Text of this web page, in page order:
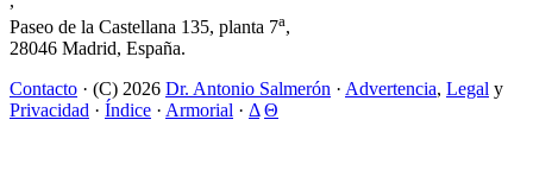
Paseo de la Castellana 135, planta 7a,
28046 Madrid, España.
Contacto · (C) 2026 Dr. Antonio Salmerón · Advertencia, Legal y
Privacidad · Índice · Armorial · Δ Θ